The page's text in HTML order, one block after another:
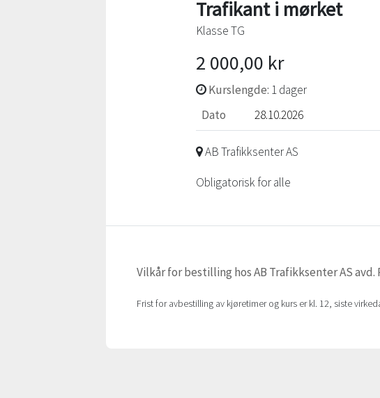
Trafikant i mørket
Klasse TG
2 000,00 kr
Kurslengde: 1 dager
Dato
28.10.2026
AB Trafikksenter AS
Obligatorisk for alle
Vilkår for bestilling hos AB Trafikksenter AS avd.
Frist for avbestilling av kjøretimer og kurs er kl. 12, siste